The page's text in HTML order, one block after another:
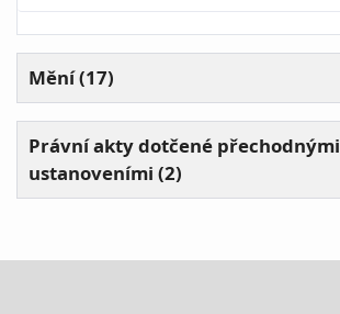
Mění (17)
Právní akty dotčené přechodnými
ustanoveními (2)